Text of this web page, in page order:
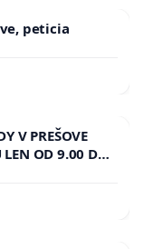
peticia
V PREŠOVE
LEN OD 9.00 DO
8.00 – 18.00
C-AREA NA